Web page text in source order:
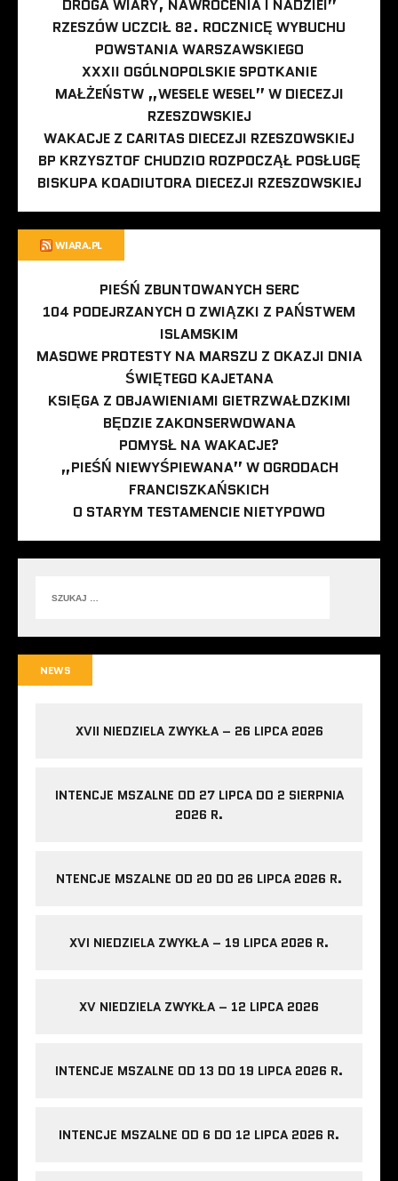
DROGA WIARY, NAWRÓCENIA I NADZIEI”
RZESZÓW UCZCIŁ 82. ROCZNICĘ WYBUCHU
POWSTANIA WARSZAWSKIEGO
XXXII OGÓLNOPOLSKIE SPOTKANIE
MAŁŻEŃSTW „WESELE WESEL” W DIECEZJI
RZESZOWSKIEJ
WAKACJE Z CARITAS DIECEZJI RZESZOWSKIEJ
BP KRZYSZTOF CHUDZIO ROZPOCZĄŁ POSŁUGĘ
BISKUPA KOADIUTORA DIECEZJI RZESZOWSKIEJ
WIARA.PL
PIEŚŃ ZBUNTOWANYCH SERC
104 PODEJRZANYCH O ZWIĄZKI Z PAŃSTWEM
ISLAMSKIM
MASOWE PROTESTY NA MARSZU Z OKAZJI DNIA
ŚWIĘTEGO KAJETANA
KSIĘGA Z OBJAWIENIAMI GIETRZWAŁDZKIMI
BĘDZIE ZAKONSERWOWANA
POMYSŁ NA WAKACJE?
„PIEŚŃ NIEWYŚPIEWANA” W OGRODACH
FRANCISZKAŃSKICH
O STARYM TESTAMENCIE NIETYPOWO
NEWS
XVII NIEDZIELA ZWYKŁA – 26 LIPCA 2026
INTENCJE MSZALNE OD 27 LIPCA DO 2 SIERPNIA
2026 R.
NTENCJE MSZALNE OD 20 DO 26 LIPCA 2026 R.
XVI NIEDZIELA ZWYKŁA – 19 LIPCA 2026 R.
XV NIEDZIELA ZWYKŁA – 12 LIPCA 2026
INTENCJE MSZALNE OD 13 DO 19 LIPCA 2026 R.
INTENCJE MSZALNE OD 6 DO 12 LIPCA 2026 R.